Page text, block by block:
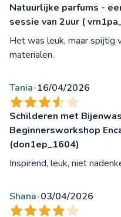
Natuurlijke parfums -
sessie van 2uur (
Het was leuk, maar spijtig
materialen.
Tania•16/04/2026
Schilderen met
Beginnersworkshop
(don1ep_1604)
Inspirend, leuk, niet
Shana•03/04/2026